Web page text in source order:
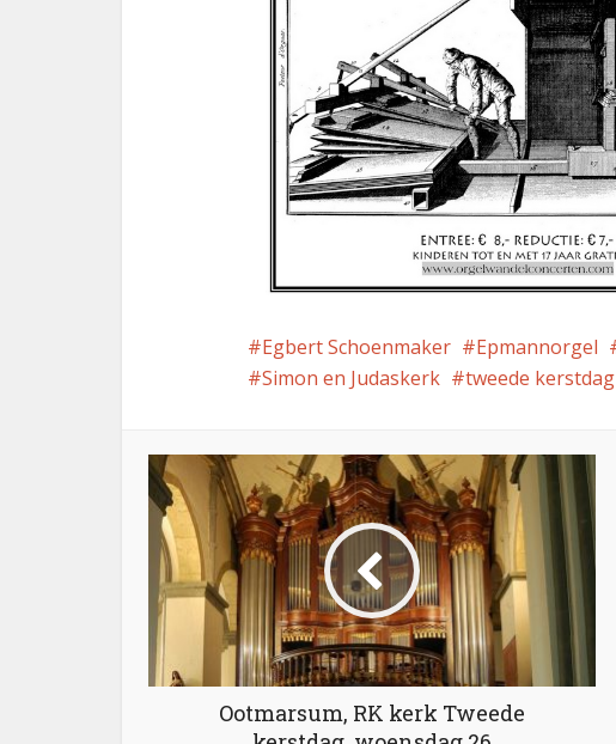
Egbert Schoenmaker Epmannorgel
Simon en Judaskerk
tweede kerstdag
Ootmarsum, RK kerk Tweede